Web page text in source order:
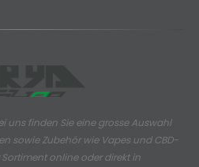
uns finden Sie eine grosse Auswahl
sowie Zubehör wie Vapes und CBD-
Sortiment online oder direkt in